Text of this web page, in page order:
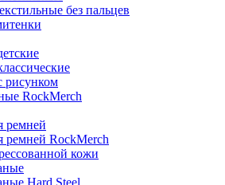
без пальцев
рисунком
RockMerch
ремней
ремней RockMerch
кожи
Hard Steel